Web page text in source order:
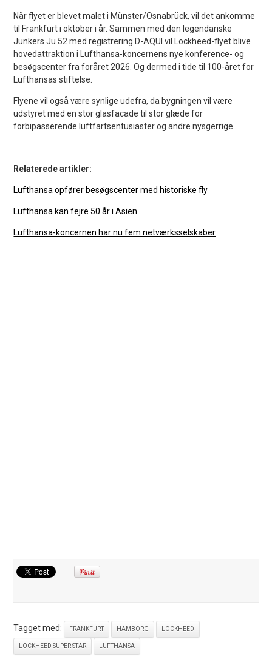
Når flyet er blevet malet i Münster/Osnabrück, vil det ankomme
til Frankfurt i oktober i år. Sammen med den legendariske
Junkers Ju 52 med registrering D-AQUI vil Lockheed-flyet blive
hovedattraktion i Lufthansa-koncernens nye konference- og
besøgscenter fra foråret 2026. Og dermed i tide til 100-året for
Lufthansas stiftelse.
Flyene vil også være synlige udefra, da bygningen vil være
udstyret med en stor glasfacade til stor glæde for
forbipasserende luftfartsentusiaster og andre nysgerrige.
Relaterede artikler:
Lufthansa opfører besøgscenter med historiske fly
Lufthansa kan fejre 50 år i Asien
Lufthansa-koncernen har nu fem netværksselskaber
Tagget med: FRANKFURT HAMBORG LOCKHEED
LOCKHEED SUPER STAR LUFTHANSA